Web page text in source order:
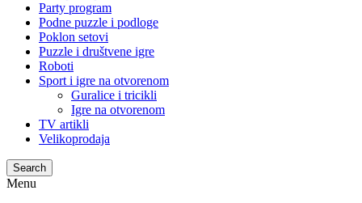
Party program
Podne puzzle i podloge
Poklon setovi
Puzzle i društvene igre
Roboti
Sport i igre na otvorenom
Guralice i tricikli
Igre na otvorenom
TV artikli
Velikoprodaja
Search
Menu